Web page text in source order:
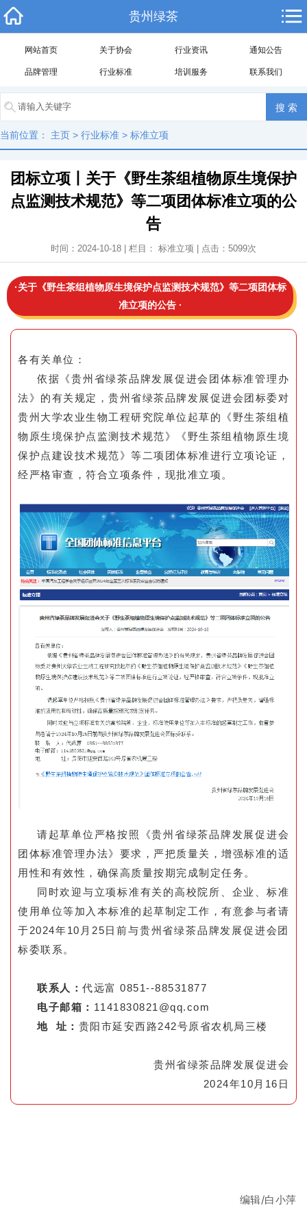
贵州绿茶
网站首页 关于协会 行业资讯 通知公告
品牌管理 行业标准 培训服务 联系我们
当前位置： 主页 > 行业标准 > 标准立项
团标立项丨关于《野生茶组植物原生境保护
点监测技术规范》等二项团体标准立项的公
告
时间：2024-10-18 | 栏目： 标准立项 | 点击： 5099次
·关于《野生茶组植物原生境保护点监测技术规范》等二项团体标
准立项的公告·
各有关单位：
依据《贵州省绿茶品牌发展促进会团体标准管理办
法》的有关规定，贵州省绿茶品牌发展促进会团标委对
贵州大学农业生物工程研究院单位起草的《野生茶组植
物原生境保护点监测技术规范》《野生茶组植物原生境
保护点建设技术规范》等二项团体标准进行立项论证，
经严格审查，符合立项条件，现批准立项。
请起草单位严格按照《贵州省绿茶品牌发展促进会
团体标准管理办法》要求，严把质量关，增强标准的适
用性和有效性，确保高质量按期完成制定任务。
同时欢迎与立项标准有关的高校院所、企业、标准
使用单位等加入本标准的起草制定工作，有意参与者请
于2024年10月25日前与贵州省绿茶品牌发展促进会团
标委联系。
联系人： 代远富 0851--88531877
电子邮箱： 1141830821@qq.com
地 址： 贵阳市延安西路242号原省农机局三楼
贵州省绿茶品牌发展促进会
2024年10月16日
编辑/白小萍